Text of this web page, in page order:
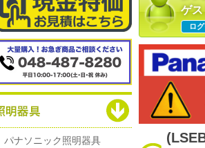
パナソニック照明器具
ゲ
ロ